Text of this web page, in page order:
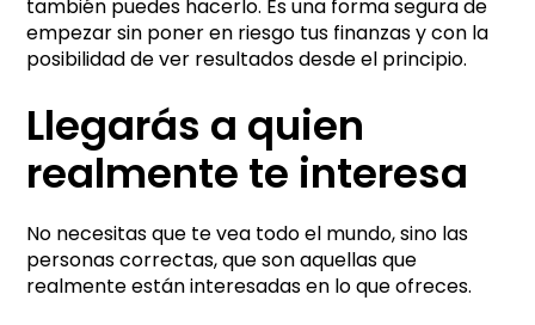
también puedes hacerlo. Es una forma segura de
empezar sin poner en riesgo tus finanzas y con la
posibilidad de ver resultados desde el principio.
Llegarás a quien
realmente te interesa
No necesitas que te vea todo el mundo, sino las
personas correctas, que son aquellas que
realmente están interesadas en lo que ofreces.